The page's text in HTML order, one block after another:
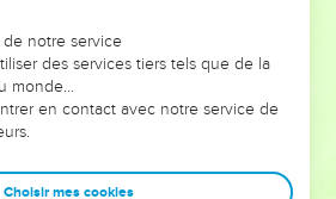
on voit moins les doutes, les erreurs
ont traversés, alors même que ce
qui les ont façonnés.
leaders, entrepreneurs, et responsables
plus de sagesse afin que leurs erreurs
notre service
des services tiers tels que de la
monde…
en contact avec notre service de
Choisir mes cookies